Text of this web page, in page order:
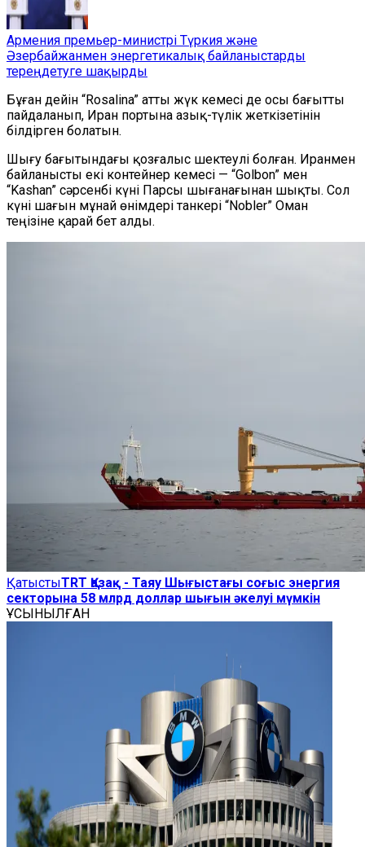
Армения премьер-министрі Түркия және
Әзербайжанмен энергетикалық байланыстарды
тереңдетуге шақырды
Бұған дейін “Rosalina” атты жүк кемесі де осы бағытты
пайдаланып, Иран портына азық-түлік жеткізетінін
білдірген болатын.
Шығу бағытындағы қозғалыс шектеулі болған. Иранмен
байланысты екі контейнер кемесі — “Golbon” мен
“Kashan” сәрсенбі күні Парсы шығанағынан шықты. Сол
күні шағын мұнай өнімдері танкері “Nobler” Оман
теңізіне қарай бет алды.
ҚатыстыTRT Қазақ - Таяу Шығыстағы соғыс энергия
секторына 58 млрд доллар шығын әкелуі мүмкін
ҰСЫНЫЛҒАН